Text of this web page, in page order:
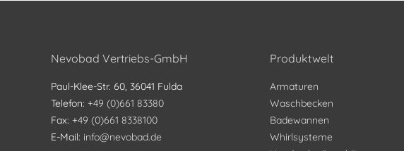
Nevobad Vertriebs-GmbH
Paul-Klee-Str. 60, 36041 Fulda
Telefon: +49 (0)661 83380
Fax: +49 (0)661 8338100
E-Mail: info@nevobad.de
Produktwelt
Armaturen
Waschbecken
Badewannen
Whirlsysteme